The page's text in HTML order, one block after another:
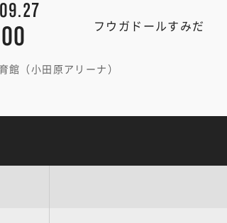
フウガドールすみだ
館（小田原アリーナ）